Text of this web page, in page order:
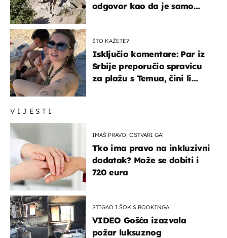
VIJESTI
IMAŠ PRAVO, OSTVARI GA!
Tko ima pravo na inkluzivni
dodatak? Može se dobiti i
720 eura
STIGAO I ŠOK S BOOKINGA
VIDEO Gošća izazvala
požar luksuznog
odgovor kao da je samo
ŠTO KAŽETE?
Isključio komentare: Par iz
Srbije preporučio spravicu
za plažu s Temua, čini li